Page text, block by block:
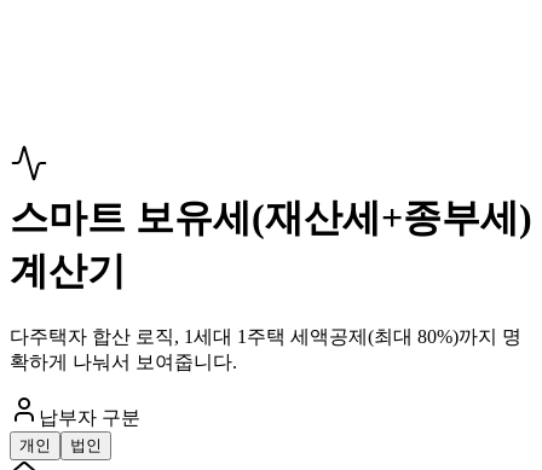
스마트 보유세(재산세+종부세)
계산기
다주택자 합산 로직, 1세대 1주택 세액공제(최대 80%)까지 명
확하게 나눠서 보여줍니다.
납부자 구분
개인 법인